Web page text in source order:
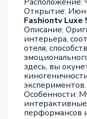
Открытие:
Fashiontv Luxe
Описание:
интерьера,
отеля,
здесь, вы
экспериментов.
Особенности:
перформансов